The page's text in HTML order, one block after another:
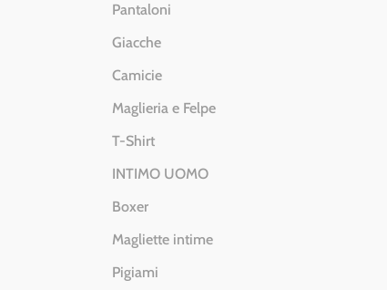
Pantaloni
Giacche
Camicie
Maglieria e Felpe
T-Shirt
INTIMO UOMO
Boxer
Magliette intime
Pigiami